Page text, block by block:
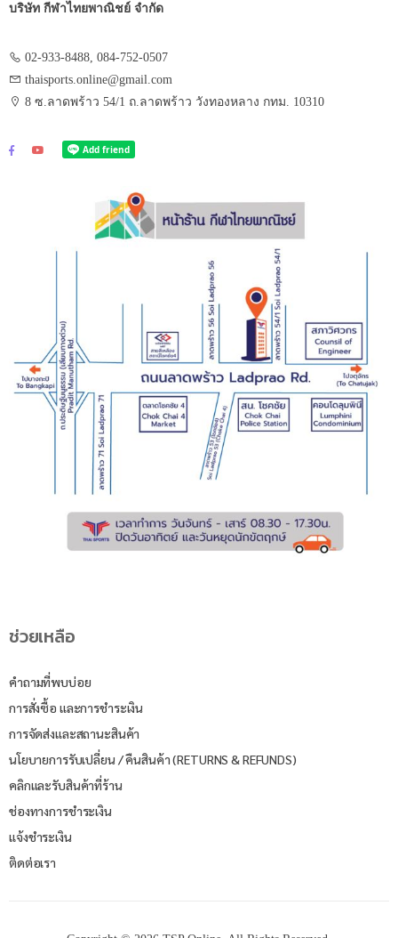
บริษัท กีฬาไทยพาณิชย์ จำกัด
02-933-8488, 084-752-0507
thaisports.online@gmail.com
8 ซ.ลาดพร้าว 54/1 ถ.ลาดพร้าว วังทองหลาง กทม. 10310
ช่วยเหลือ
คำถามที่พบบ่อย
การสั่งซื้อ และการชำระเงิน
การจัดส่งและสถานะสินค้า
นโยบายการรับเปลี่ยน / คืนสินค้า (RETURNS & REFUNDS)
คลิกและรับสินค้าที่ร้าน
ช่องทางการชำระเงิน
แจ้งชำระเงิน
ติดต่อเรา